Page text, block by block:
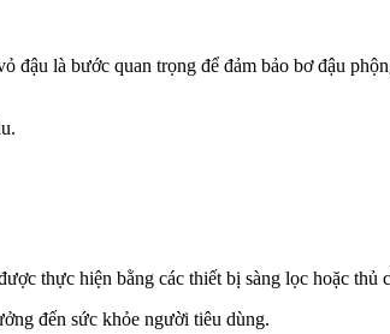
đậu là bước quan trọng để đảm bảo bơ đậu
thực hiện bằng các thiết bị sàng lọc hoặc thủ
đến sức khỏe người tiêu dùng.